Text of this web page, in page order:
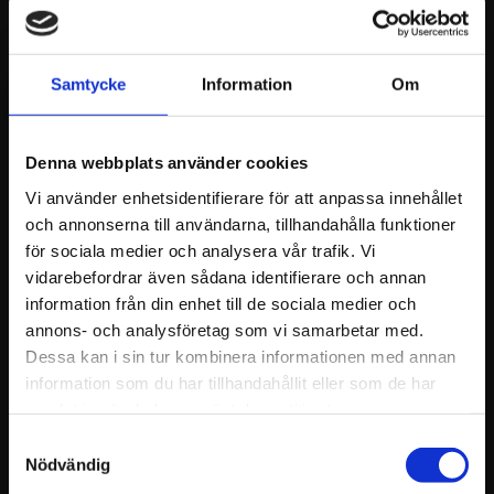
Samtycke Information Om
Denna webbplats använder cookies
Vi använder enhetsidentifierare för att anpassa innehållet
och annonserna till användarna, tillhandahålla funktioner
för sociala medier och analysera vår trafik. Vi
vidarebefordrar även sådana identifierare och annan
information från din enhet till de sociala medier och
annons- och analysföretag som vi samarbetar med.
Dessa kan i sin tur kombinera informationen med annan
information som du har tillhandahållit eller som de har
Nödvändig
kurser för att passa just dina behov, oavsett
om det är för arbetsplatsen, föreningen eller
privat.
Modern utrustning: Vi använder den senaste
övningar som förbereder dig på verkliga
situationer.
Lokalt och flexibelt: Vi utbildar i hela Mjölby
med omnejd.
Praktik i fokus: Deltagarna tränar verkliga
scenarier, kompressioner/inblåsningar och
AED-användning
Tydlig struktur & material: Checklista,
larmkedja, tydliga steg och efterföljande
stödmaterial.